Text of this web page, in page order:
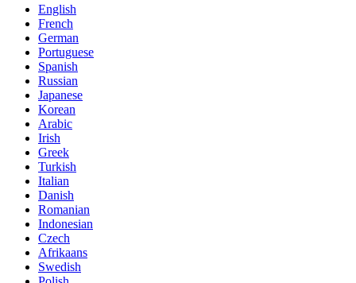
English
French
German
Portuguese
Spanish
Russian
Japanese
Korean
Arabic
Irish
Greek
Turkish
Italian
Danish
Romanian
Indonesian
Czech
Afrikaans
Swedish